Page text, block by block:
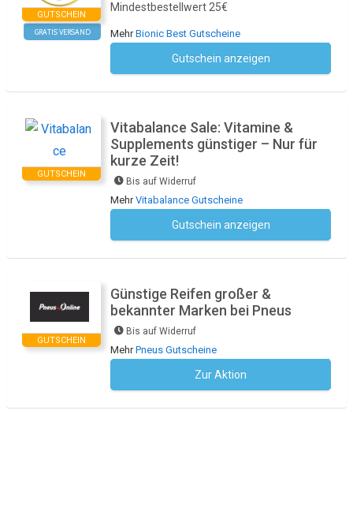
GUTSCHEIN
GRATIS VERSAND
Mindestbestellwert 25€
MehrBionic Best Gutscheine
Gutschein anzeigen
GUTSCHEIN
Vitabalance Sale: Vitamine &
Supplements günstiger – Nur für
kurze Zeit!
Bis auf Widerruf
MehrVitabalance Gutscheine
Gutschein anzeigen
GUTSCHEIN
Günstige Reifen großer &
bekannter Marken bei Pneus
Bis auf Widerruf
MehrPneus Gutscheine
Zur Aktion